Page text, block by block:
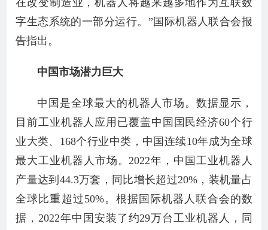
在改变制造业，机器人将越来越多地作为互联数
字生态系统的一部分运行。”国际机器人联合会报
告指出。
中国市场潜力巨大
中国是全球最大的机器人市场。数据显示，
目前工业机器人应用已覆盖中国国民经济60个行
业大类、168个行业中类，中国连续10年成为全球
最大工业机器人市场。2022年，中国工业机器人
产量达到44.3万套，同比增长超过20%，装机量占
全球比重超过50%。根据国际机器人联合会的数
据，2022年中国安装了约29万台工业机器人，同